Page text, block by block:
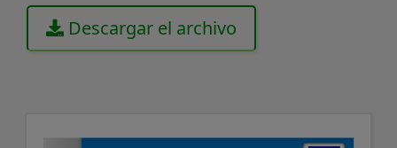
Descargar el archivo